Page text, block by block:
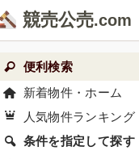
競売公売
便利検索
新着物件・ホーム
人気物件ランキング
条件を指定して探す